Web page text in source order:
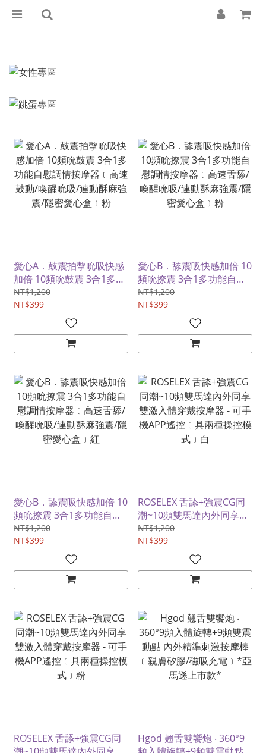
愛心A．鼓震拍擊吮吸快感
加倍 10頻吮鼓震 3合1多功
能自慰調情按摩器﹝高速鼓
動/喚醒吮吸/連動酥麻強
震/隱密愛心盒﹞粉
NT$1,200
NT$399
愛心B．舔震吸快感加倍 10
頻吮撩震 3合1多功能自慰
調情按摩器﹝高速舌舔/喚
醒吮吸/連動酥麻強震/隱密
NT$1,200
NT$399
愛心B．舔震吸快感加倍 10
頻吮撩震 3合1多功能自慰
調情按摩器﹝高速舌舔/喚
醒吮吸/連動酥麻強震/隱密
NT$1,200
NT$399
ROSELEX 舌舔+強震CG同
潮~10頻雙馬達內外同享雙
激入體穿戴按摩器 - 可手機
APP遙控﹝具兩種操控模
NT$1,200
NT$399
ROSELEX 舌舔+強震CG同
Hgod 翹舌雙饗炮 ‧ 360°9